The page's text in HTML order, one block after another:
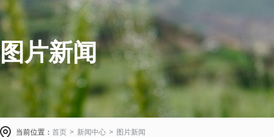
图片新闻
当前位置： 首页 > 新闻中心 > 图片新闻